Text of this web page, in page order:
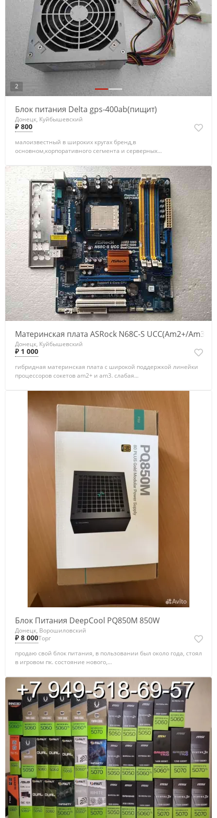
2
Блок питания Delta gps-400ab(пищит)
Донецк, Куйбышевский
₽ 800
малоизвестный в широких кругах бренд,в
основном,корпоративного сегмента и серверных...
Материнская плата ASRock N68C-S UCC(Am2+/Am3)
Донецк, Куйбышевский
₽ 1 000
гибридная материнская плата с широкой поддержкой линейки
процессоров сокетов am2+ и am3. слабая...
Блок Питания DeepCool PQ850M 850W
Донецк, Ворошиловский
₽ 8 000Торг
продаю свой блок питания, в пользовании был около года, стоял
в игровом пк. состояние нового,...